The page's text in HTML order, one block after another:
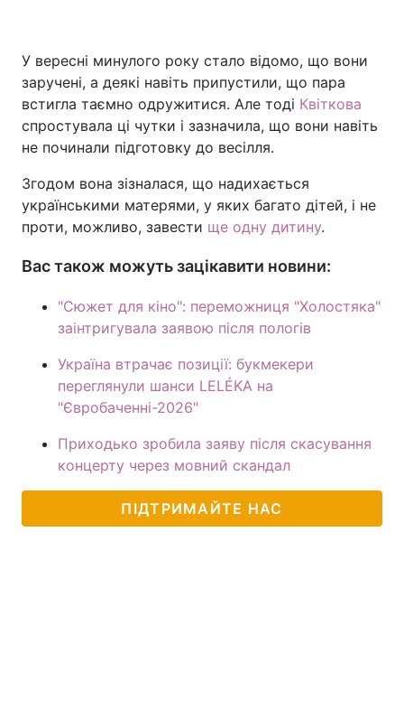
У вересні минулого року стало відомо, що вони
заручені, а деякі навіть припустили, що пара
встигла таємно одружитися. Але тоді Квіткова
спростувала ці чутки і зазначила, що вони навіть
не починали підготовку до весілля.
Згодом вона зізналася, що надихається
українськими матерями, у яких багато дітей, і не
проти, можливо, завести ще одну дитину.
Вас також можуть зацікавити новини:
"Сюжет для кіно": переможниця "Холостяка"
заінтригувала заявою після пологів
Україна втрачає позиції: букмекери
переглянули шанси LELÉKA на
"Євробаченні-2026"
Приходько зробила заяву після скасування
концерту через мовний скандал
ПІДТРИМАЙТЕ НАС